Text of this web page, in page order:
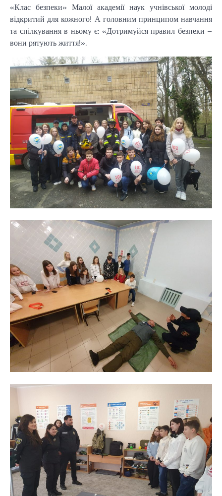
«Клас безпеки» Малої академії наук учнівської молоді
відкритий для кожного! А головним принципом навчання
та спілкування в ньому є: «Дотримуйся правил безпеки –
вони рятують життя!».